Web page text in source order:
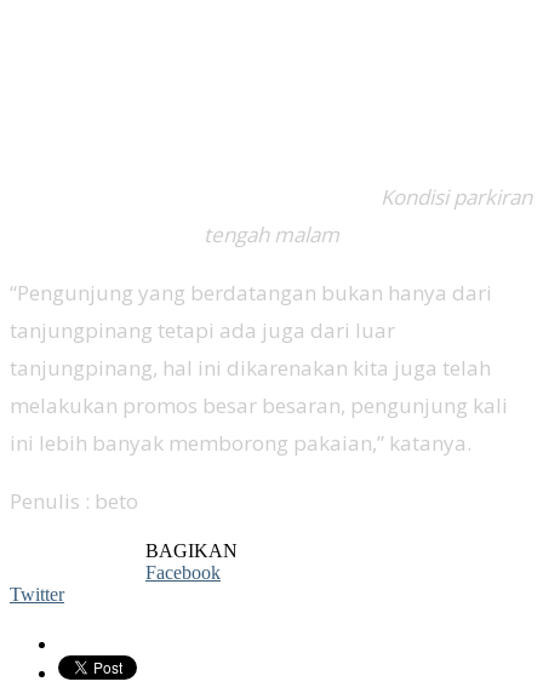
Kondisi parkiran
tengah malam
“Pengunjung yang berdatangan bukan hanya dari
tanjungpinang tetapi ada juga dari luar
tanjungpinang, hal ini dikarenakan kita juga telah
melakukan promos besar besaran, pengunjung kali
ini lebih banyak memborong pakaian,” katanya.
Penulis : beto
BAGIKAN
Facebook
Twitter